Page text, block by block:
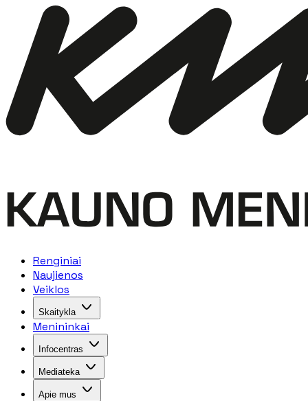
Renginiai
Naujienos
Veiklos
Skaitykla
Menininkai
Infocentras
Mediateka
Apie mus